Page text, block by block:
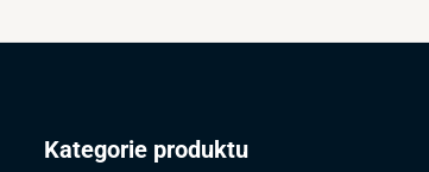
Kategorie produktu